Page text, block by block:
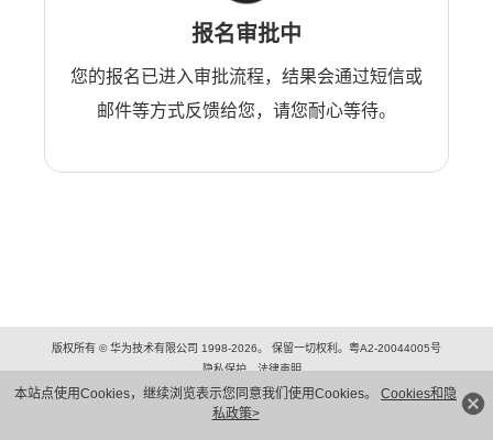
本站点使用Cookies，继续浏览表示您同意我们使用Cookies。 Cookies和隐
私政策>
报名审批中
您的报名已进入审批流程，结果会通过短信或
邮件等方式反馈给您，请您耐心等待。
版权所有 © 华为技术有限公司 1998-2026。 保留一切权利。粤A2-20044005号
隐私保护
法律声明